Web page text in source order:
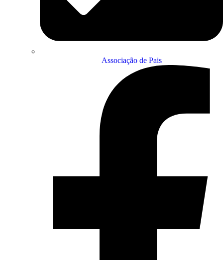
Associação de Pais